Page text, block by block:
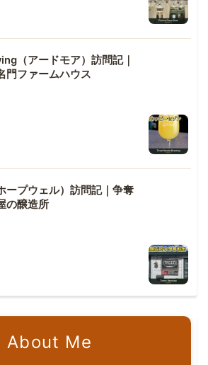
（アードモア）訪問記｜
門ファームハウス
プウェル）訪問記｜争奪
の醸造所
About Me